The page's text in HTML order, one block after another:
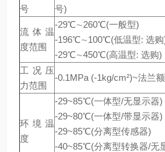
号
号)
流体温
度范围
-29℃∼260℃(一般型)
-196℃∼100℃(低温型: 选购
-29℃∼450℃(高温型: 选购)
工况压
力范围
-0.1MPa (-1kg/cm²)~法兰
环境温
度
-29~85℃(一体型/无显示器)
-29~80℃(一体型/带显示器)
-29~85℃(分离型传感器)
-40~85℃(分离型转换器/无